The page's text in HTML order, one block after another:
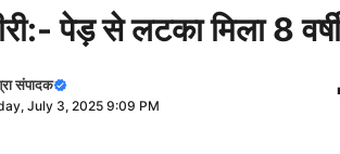
पेड़ से लटका मिला 8
संपादक
July 3, 2025 9:09 PM